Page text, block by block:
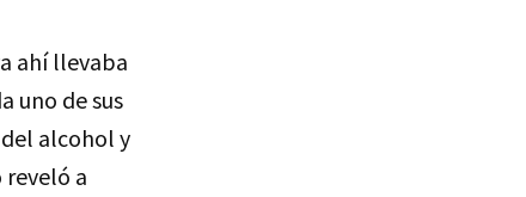
ahí llevaba
uno de sus
alcohol y
a